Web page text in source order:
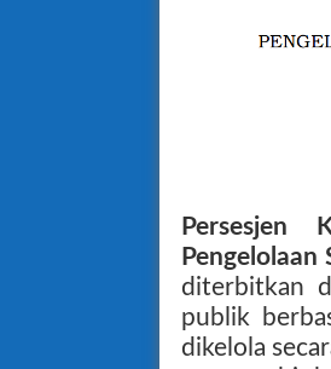
Persesjen
diterbitkan
publik
dikelola